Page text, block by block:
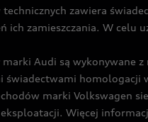
zawiera
ich zamieszczania. W
Audi są wykonywane
świadectwami
marki Volkswagen
Więcej